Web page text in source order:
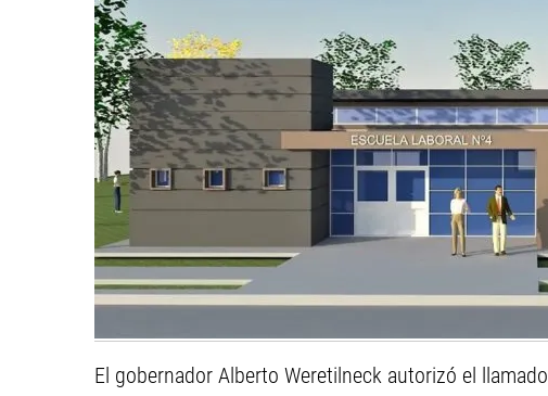
El gobernador Alberto Weretilneck autorizó el